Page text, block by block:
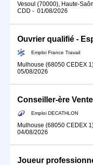
Vesoul (70000), Haute-
CDD - 01/08/2026
Emploi France Travail
Mulhouse (68050 CEDEX
05/08/2026
Emploi DECATHLON
Mulhouse (68050 CEDEX
04/08/2026